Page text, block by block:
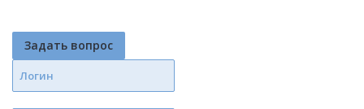
Задать вопрос